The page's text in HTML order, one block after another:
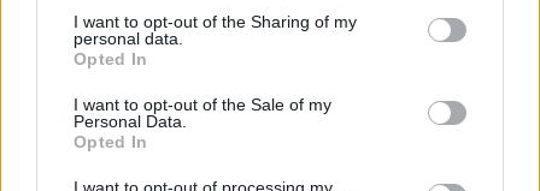
I want to opt-out of the Sharing of my
personal data.
Opted In
I want to opt-out of the Sale of my
Personal Data.
Opted In
Προσλήψεις: Ανακοινώνεται σύντομα προκήρυξη
για νέες θέσεις ιατρικού προσωπικού